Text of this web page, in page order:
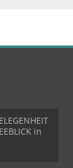
in